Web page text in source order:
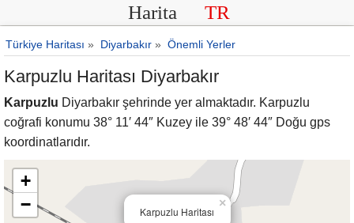
Harita TR
Türkiye Haritası » Diyarbakır » Önemli Yerler
Karpuzlu Haritası Diyarbakır
Karpuzlu Diyarbakır şehrinde yer almaktadır. Karpuzlu
coğrafi konumu 38° 11′ 44″ Kuzey ile 39° 48′ 44″ Doğu gps
koordinatlarıdır.
Karpuzlu Haritası
×
+
−